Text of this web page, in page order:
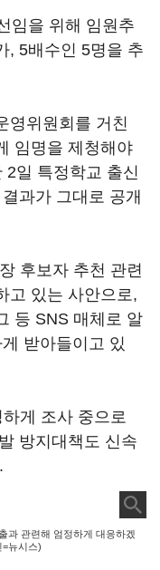
임을 위해 임원추
, 5배수인 5명을 추
영위원회를 거친
임명을 제청해야
2일 특정학교 출신
과가 그대로 공개
후보자 추천 관련
고 있는 사안으로,
등 SNS 매체로 알
받아들이고 있
게 조사 중으로
방지대책도 신속
과 관련해 엄정하게 대응하겠
뉴시스)